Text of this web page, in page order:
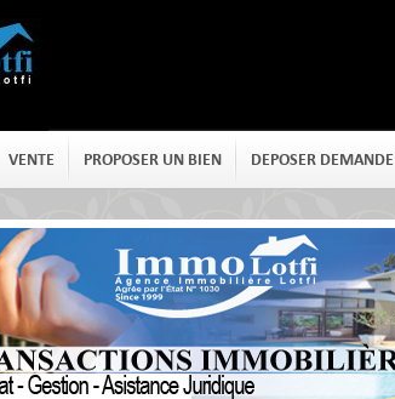
VENTE PROPOSER UN BIEN DEPOSER DEMANDE